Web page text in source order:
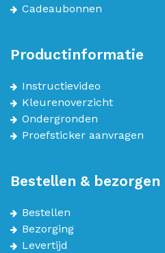
Cadeaubonnen
Productinformatie
Instructievideo
Kleurenoverzicht
Ondergronden
Proefsticker aanvragen
Bestellen & bezorgen
Bestellen
Bezorging
Levertijd